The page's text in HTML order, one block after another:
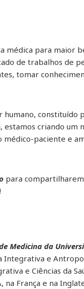
para maior
de trabalhos de
tomar
constituído
criando um
paciente e
para
Medicina da
Integrativa e
e Ciências da
na França e na